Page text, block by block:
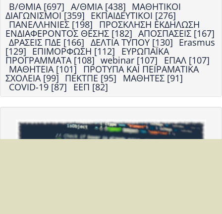
Β/ΘΜΙΑ [697] Α/ΘΜΙΑ [438] ΜΑΘΗΤΙΚΟΙ
ΔΙΑΓΩΝΙΣΜΟΙ [359] ΕΚΠΑΙΔΕΥΤΙΚΟΙ [276]
ΠΑΝΕΛΛΗΝΙΕΣ [198] ΠΡΟΣΚΛΗΣΗ ΕΚΔΗΛΩΣΗ
ΕΝΔΙΑΦΕΡΟΝΤΟΣ ΘΕΣΗΣ [182] ΑΠΟΣΠΑΣΕΙΣ [167]
ΔΡΑΣΕΙΣ ΠΔΕ [166] ΔΕΛΤΙΑ ΤΥΠΟΥ [130] Erasmus
[129] ΕΠΙΜΟΡΦΩΣΗ [112] ΕΥΡΩΠΑΪΚΑ
ΠΡΟΓΡΑΜΜΑΤΑ [108] webinar [107] ΕΠΑΛ [107]
ΜΑΘΗΤΕΙΑ [101] ΠΡΟΤΥΠΑ ΚΑΙ ΠΕΙΡΑΜΑΤΙΚΑ
ΣΧΟΛΕΙΑ [99] ΠΕΚΤΠΕ [95] ΜΑΘΗΤΕΣ [91]
COVID-19 [87] ΕΕΠ [82]